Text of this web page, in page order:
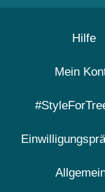
Hilfe
Mein